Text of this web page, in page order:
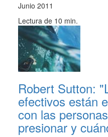
Junio 2011
Lectura de 10 min.
Robert Sutton:
efectivos están
con las
presionar y